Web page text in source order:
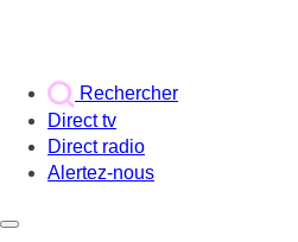
Rechercher
Direct tv
Direct radio
Alertez-nous